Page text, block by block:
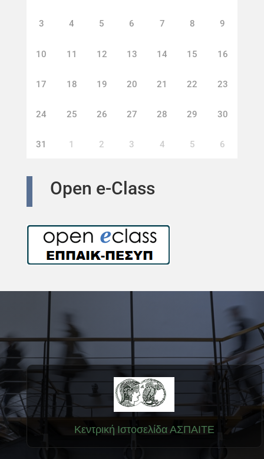
3 4 5 6 7 8 9
10 11 12 13 14 15 16
17 18 19 20 21 22 23
24 25 26 27 28 29 30
31 1 2 3 4 5 6
Open e-Class
Κεντρική Ιστοσελίδα ΑΣΠΑΙΤΕ